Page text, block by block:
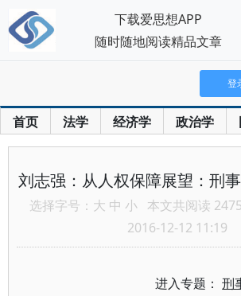
首页 法学 经济学 政治学
登
刘志强：从人权保障展望：刑
选择字号： 大 中 小 本文共阅读
2016-12-12 11:19
进入专题：刑
下载爱思想APP
随时随地阅读精品文章